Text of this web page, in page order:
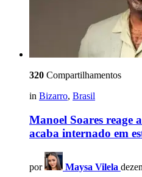
320 Compartilhamentos
in Bizarro, Brasil
Manoel Soares reage
acaba internado em
por Maysa Vilela